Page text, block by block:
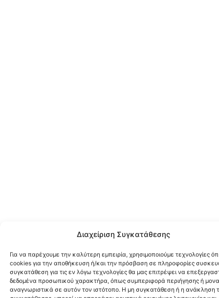
Διαχείριση Συγκατάθεσης
Για να παρέχουμε την καλύτερη εμπειρία, χρησιμοποιούμε τεχνολογίες
cookies για την αποθήκευση ή/και την πρόσβαση σε πληροφορίες
συγκατάθεση για τις εν λόγω τεχνολογίες θα μας επιτρέψει να
δεδομένα προσωπικού χαρακτήρα, όπως συμπεριφορά περιήγησης ή
αναγνωριστικά σε αυτόν τον ιστότοπο. Η μη συγκατάθεση ή η ανάκληση